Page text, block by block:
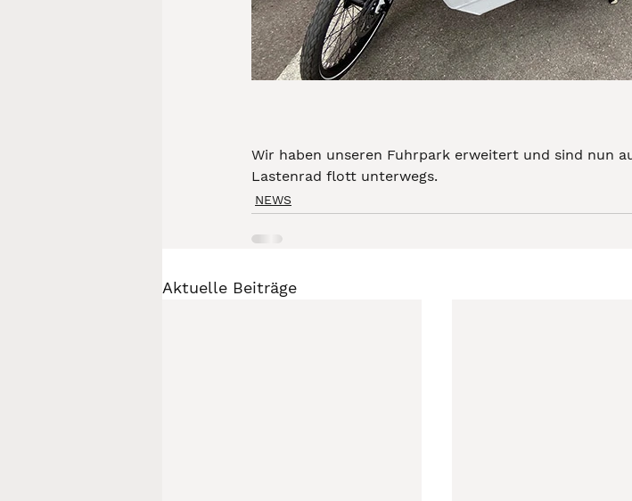
Wir haben unseren Fuhrpark erweitert und sind nun
Lastenrad flott unterwegs.
NEWS
Aktuelle Beiträge